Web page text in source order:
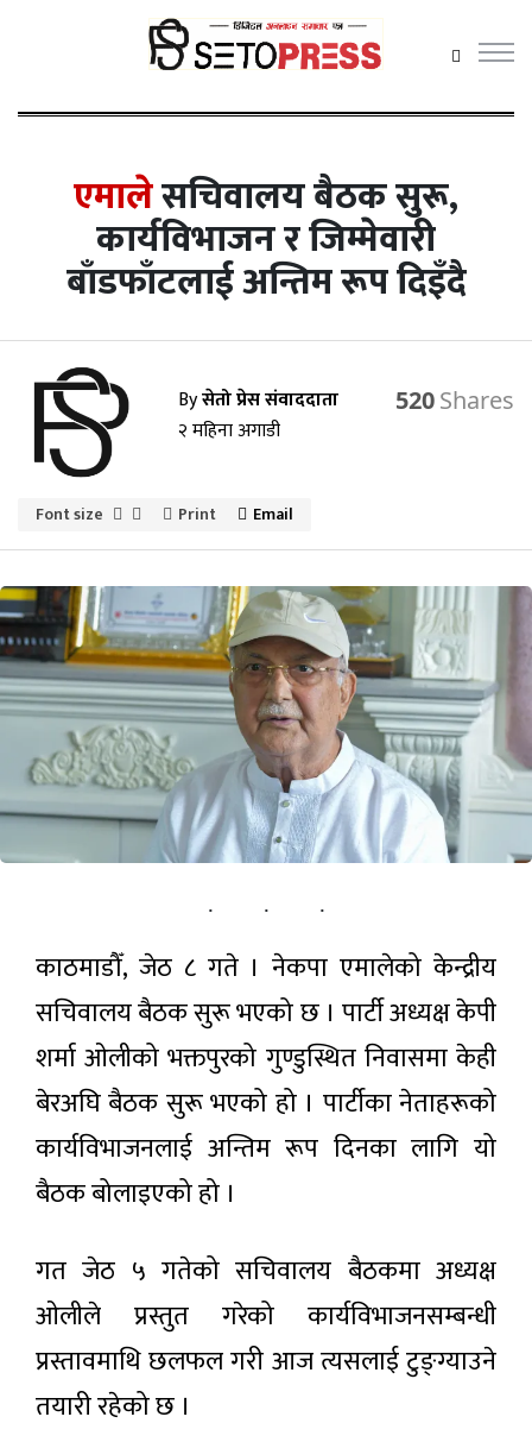
सेतोप्रेस
समाचार
प्रदेश समाचार
अर्थ/वाणिज्य
कला /
मनोरञ्जन
खेलकुद़़
पर्यटन
सूचना-प्रविधि
अन्तराष्ट्रिय
अन्य
ताजा
पोर्चुगलमा
पहिलोपटक
नेपाली रक
ब्यान्ड
‘१९७४
एडी’ को
साङ्गीतिक
प्रस्तुति
११ घण्टा अगाडी
शान्तिसुरक्षा
सरकार
क्रियाशील
छ : गृहमन्त्री
११ घण्टा अगाडी
गुनासो
एकीकृत
पोर्टलबाटै
सुनिने :
‘हेलो
सरकार’
अब नयाँ र
प्रभावकारी
११ घण्टा अगाडी
मिडियासँग
शेख
हसिनाको
११ घण्टा अगाडी
एमालेसचिवालय बैठक सुरू,
कार्यविभाजन र जिम्मेवारी
बाँडफाँटलाई अन्तिम रूप दिइँदै
Byसेतो प्रेस संवाददाता
२ महिना अगाडी
520
Font size Print Email
काठमाडौँ, जेठ ८ गते । नेकपा एमालेको केन्द्रीय
सचिवालय बैठक सुरू भएको छ । पार्टी अध्यक्ष केपी
शर्मा ओलीको भक्तपुरको गुण्डुस्थित निवासमा केही
बेरअघि बैठक सुरू भएको हो । पार्टीका नेताहरूको
कार्यविभाजनलाई अन्तिम रूप दिनका लागि यो
बैठक बोलाइएको हो ।
गत जेठ ५ गतेको सचिवालय बैठकमा अध्यक्ष
ओलीले प्रस्तुत गरेको कार्यविभाजनसम्बन्धी
प्रस्तावमाथि छलफल गरी आज त्यसलाई टुङ्ग्याउने
तयारी रहेको छ ।